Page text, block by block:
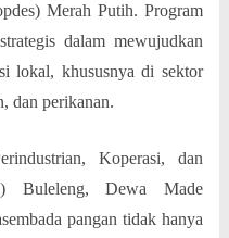
Merah Putih. Program
dalam mewujudkan
lokal, khususnya di sektor
dan perikanan.
Koperasi, dan
Buleleng, Dewa Made
pangan tidak hanya